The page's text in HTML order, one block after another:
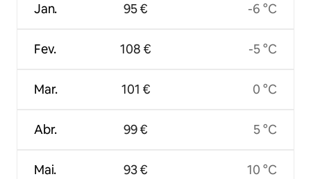
Jan.
Fev.
Mar.
Abr.
Mai.
95 €
108 €
101 €
99 €
93 €
-6 °C
-5 °C
0 °C
5 °C
10 °C